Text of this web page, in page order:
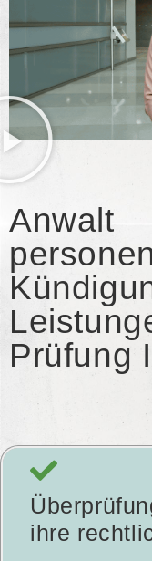
Anwalt
Prüfung
ihre